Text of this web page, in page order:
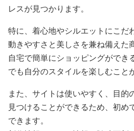
レスが見つかります。
特に、着心地やシルエットにこだ
動きやすさと美しさを兼ね備えた
自宅で簡単にショッピングができ
でも自分のスタイルを楽しむこと
また、サイトは使いやすく、目的
見つけることができるため、初め
できます。